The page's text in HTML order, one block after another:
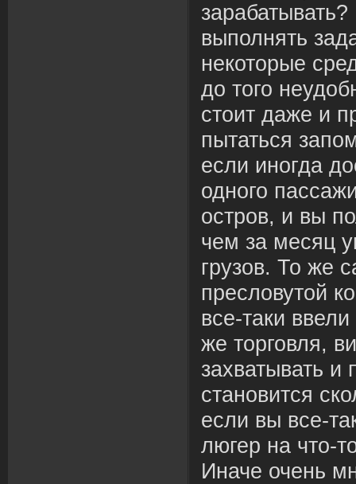
выполнять
некоторые
до того
стоит даже и
пытаться
если иногда
одного
остров, и вы
чем за месяц
грузов. То же
пресловутой
все-таки
же торговля,
захватывать и
становится
если вы все-
люгер на что-
Иначе очень